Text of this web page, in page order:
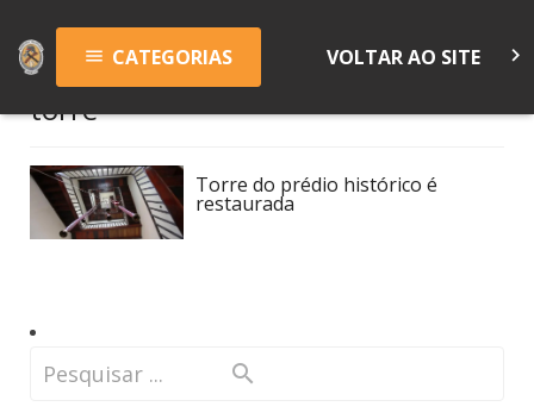
menu CATEGORIAS VOLTAR AO SITE keyboard_arrow_right
torre
Torre do prédio histórico é
restaurada